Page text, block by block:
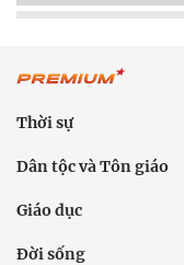
Thời sự
Dân tộc và Tôn giáo
Giáo dục
Đời sống